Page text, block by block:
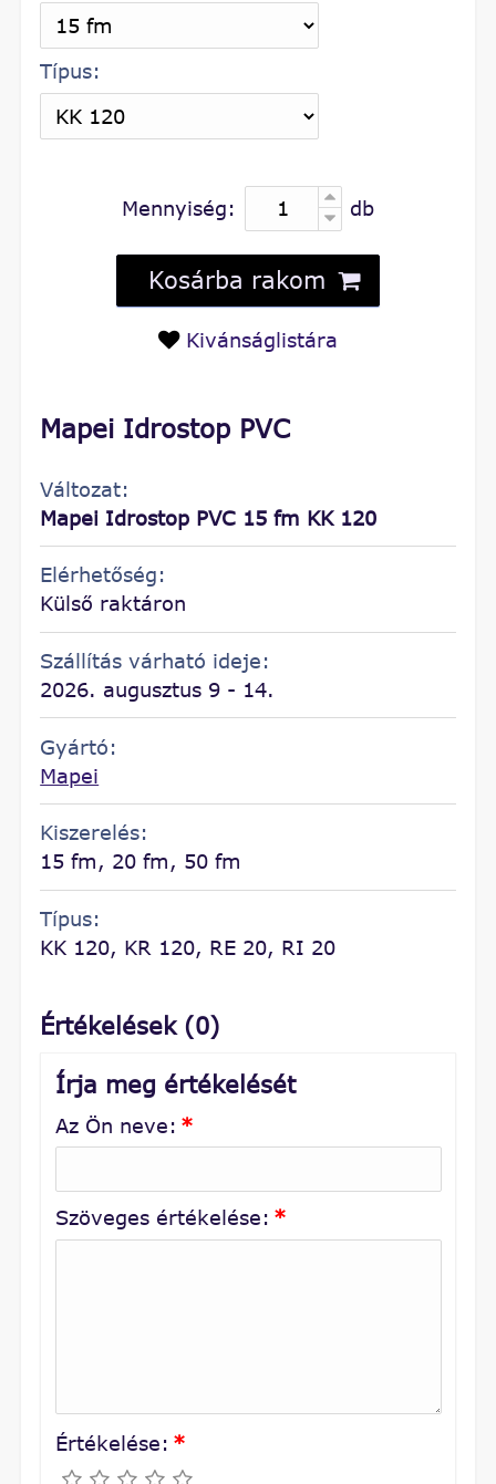
Mapei Idrostop PVC
Változat:
Mapei Idrostop PVC 15 fm KK 120
Elérhetőség:
Külső raktáron
Szállítás várható ideje:
2026. augusztus 9 - 14.
Gyártó:
Mapei
Kiszerelés:
15 fm, 20 fm, 50 fm
Típus:
KK 120, KR 120, RE 20, RI 20
Értékelések (0)
Írja meg értékelését
Az Ön neve: *
Szöveges értékelése: *
Értékelése: *
Típus:
Mennyiség: db
Kosárba rakom
Kivánságlistára